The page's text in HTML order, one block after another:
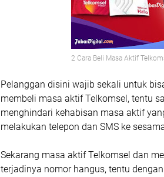
2 Cara Beli Masa Aktif
Pelanggan disini wajib sekali untuk
membeli masa aktif Telkomsel, tentu
menghindari kehabisan masa aktif
melakukan telepon dan SMS ke
Sekarang masa aktif Telkomsel dan
terjadinya nomor hangus, tentu